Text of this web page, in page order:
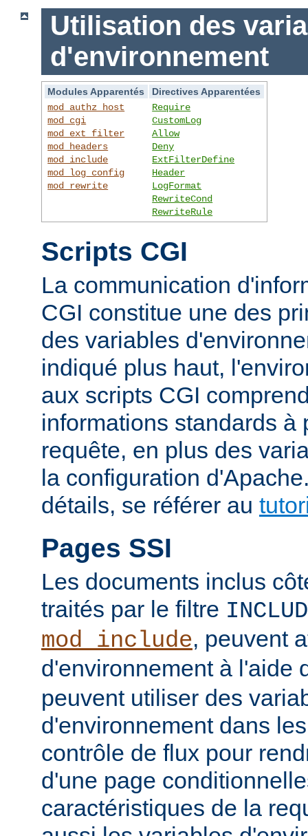
Utilisation des
d'environnement
Modules Apparentés
Directives Apparentées
mod_authz_host
mod_cgi
mod_ext_filter
mod_headers
mod_include
mod_log_config
mod_rewrite
Require
CustomLog
Allow
Deny
ExtFilterDefine
Header
LogFormat
RewriteCond
RewriteRule
Scripts CGI
La communication
CGI constitue une des
des variables
indiqué plus haut,
aux scripts CGI
informations standards à
requête, en plus des
la configuration
détails, se référer au
Pages SSI
Les documents inclus
traités par le filtre
mod_include, peuvent
d'environnement à l'aide
peuvent utiliser des
d'environnement dans
contrôle de flux pour
d'une page
caractéristiques de la